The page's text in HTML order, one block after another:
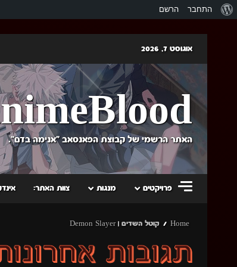
אודות
התחבר הרשם
content
אוגוסט 7, 2026
האתר הרשמי של קבוצת הפאנסאב "אנימה בדם".
פרויקטים מנגות צוות האתר:
Home קוטל השדים | Demon Slayer